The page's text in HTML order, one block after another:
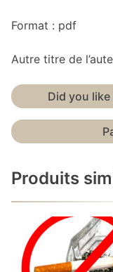
Format : pdf
Autre titre de
Did you
Produits